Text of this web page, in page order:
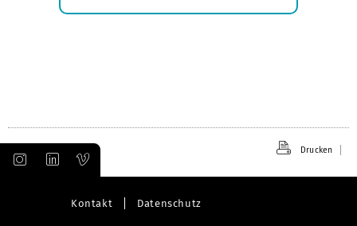
Drucken
Kontakt Datenschutz